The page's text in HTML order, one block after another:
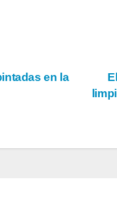
en la